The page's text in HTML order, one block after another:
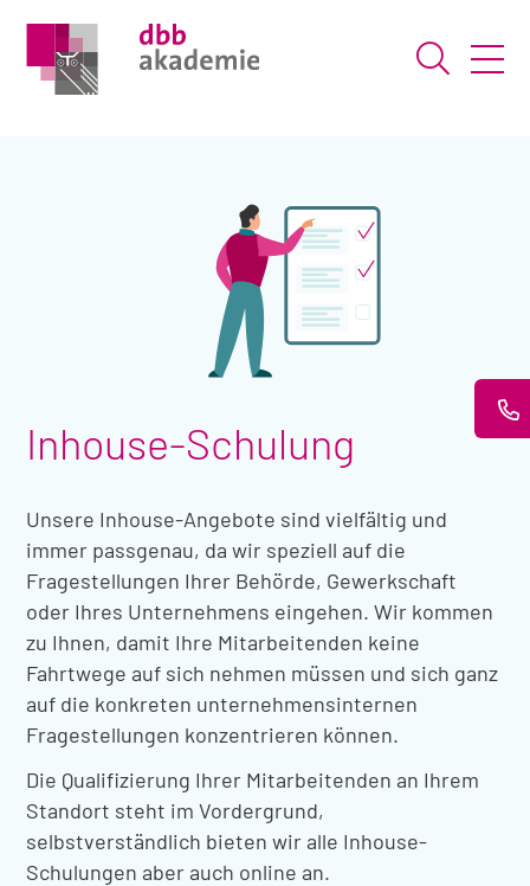
Suche
Inhouse-Schulung
Unsere Inhouse-Angebote sind vielfältig und
immer passgenau, da wir speziell auf die
Fragestellungen Ihrer Behörde, Gewerkschaft
oder Ihres Unternehmens eingehen. Wir kommen
zu Ihnen, damit Ihre Mitarbeitenden keine
Fahrtwege auf sich nehmen müssen und sich ganz
auf die konkreten unternehmensinternen
Fragestellungen konzentrieren können.
Die Qualifizierung Ihrer Mitarbeitenden an Ihrem
Standort steht im Vordergrund,
selbstverständlich bieten wir alle Inhouse-
Schulungen aber auch online an.